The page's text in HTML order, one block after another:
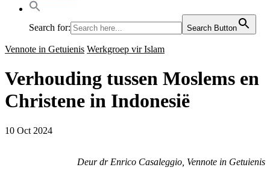
Search for: Search Button
Vennote in Getuienis Werkgroep vir Islam
Verhouding tussen Moslems en
Christene in Indonesië
10 Oct 2024
Deur dr Enrico Casaleggio, Vennote in Getuienis